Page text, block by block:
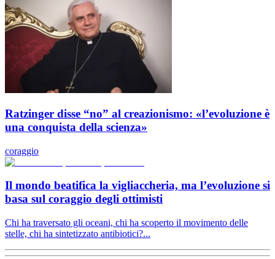
Ratzinger disse “no” al creazionismo: «l’evoluzione è
una conquista della scienza»
coraggio
Il mondo beatifica la vigliaccheria, ma l’evoluzione si
basa sul coraggio degli ottimisti
Chi ha traversato gli oceani, chi ha scoperto il movimento delle
stelle, chi ha sintetizzato antibiotici?...